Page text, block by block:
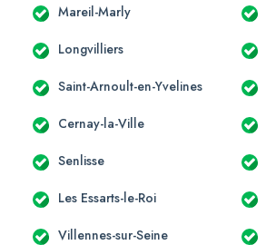
Mareil-Marly
Longvilliers
Saint-Arnoult-en-Yvelines
Cernay-la-Ville
Senlisse
Les Essarts-le-Roi
Villennes-sur-Seine